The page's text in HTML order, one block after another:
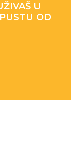
U
OD